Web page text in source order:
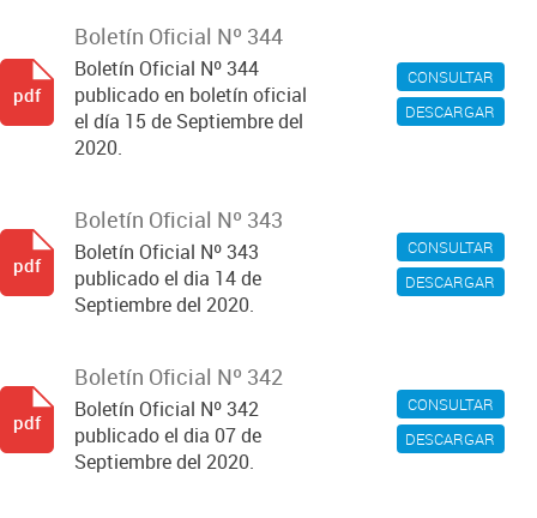
CONSULTAR
DESCARGAR
Boletín Oficial Nº 344
Boletín Oficial Nº 344
publicado en boletín oficial
el día 15 de Septiembre del
2020.
pdf
CONSULTAR
DESCARGAR
Boletín Oficial Nº 343
Boletín Oficial Nº 343
publicado el dia 14 de
Septiembre del 2020.
pdf
CONSULTAR
DESCARGAR
Boletín Oficial Nº 342
Boletín Oficial Nº 342
publicado el dia 07 de
Septiembre del 2020.
pdf